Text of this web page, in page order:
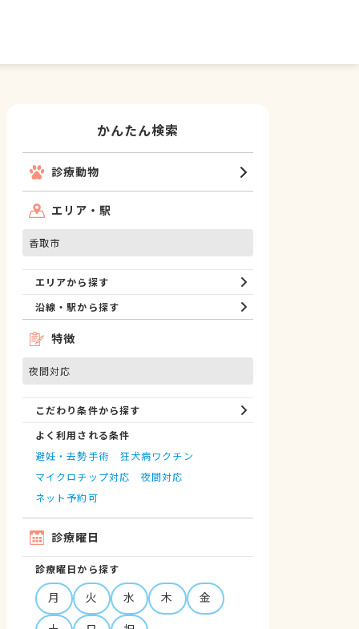
かんたん検索
診療動物
エリア・駅
香取市
エリアから探す
沿線・駅から探す
特徴
夜間対応
こだわり条件から探す
よく利用される条件
避妊・去勢手術
狂犬病ワクチン
マイクロチップ対応
夜間対応
ネット予約可
診療曜日
診療曜日から探す
月 火 水 木
金